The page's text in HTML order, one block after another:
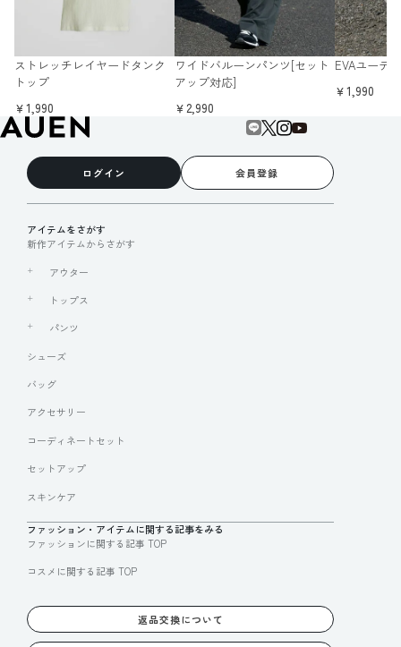
ストレッチレイヤードタンク
トップ
￥1,990
ワイドバルーンパンツ[セット
アップ対応]
￥2,990
EVAユーテ
￥1,990
ログイン 会員登録
アイテムをさがす
新作アイテムからさがす
アウター
トップス
パンツ
シューズ
バッグ
アクセサリー
コーディネートセット
セットアップ
スキンケア
ファッション・アイテムに関する記事をみる
ファッションに関する記事 TOP
コスメに関する記事 TOP
返品交換について